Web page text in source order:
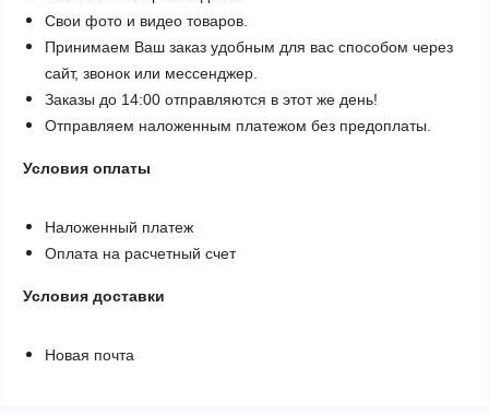
Свои фото и видео товаров.
Принимаем Ваш заказ удобным для вас способом через
сайт, звонок или мессенджер.
Заказы до 14:00 отправляются в этот же день!
Отправляем наложенным платежом без предоплаты.
Условия оплаты
Наложенный платеж
Оплата на расчетный счет
Условия доставки
Новая почта